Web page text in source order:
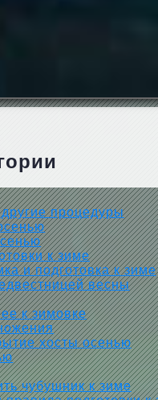
процедуры
к зиме
и подготовка к зиме
весны
к зимовке
хосты осенью
чубушник к зиме